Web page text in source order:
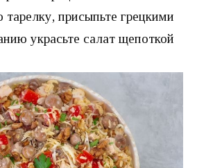
тарелку, присыпьте грецкими
украсьте салат щепоткой